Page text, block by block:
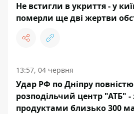
Не встигли в укриття - у
померли ще дві жертви
13:57, 04 червня
Удар РФ по Дніпру
розподільчий центр "АТБ" -
продуктами близько 300